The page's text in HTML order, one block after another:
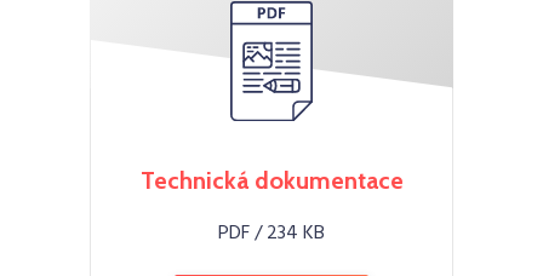
Technická dokumentace
PDF / 234 KB